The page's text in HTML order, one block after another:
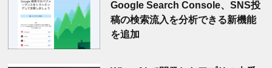
Google Search Console、SNS投
稿の検索流入を分析できる新機能
を追加